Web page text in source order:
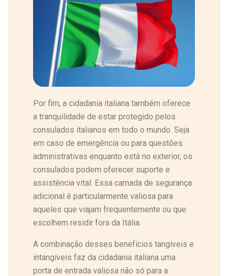
Por fim, a cidadania italiana também oferece
a tranquilidade de estar protegido pelos
consulados italianos em todo o mundo. Seja
em caso de emergência ou para questões
administrativas enquanto está no exterior, os
consulados podem oferecer suporte e
assistência vital. Essa camada de segurança
adicional é particularmente valiosa para
aqueles que viajam frequentemente ou que
escolhem residir fora da Itália.
A combinação desses benefícios tangíveis e
intangíveis faz da cidadania italiana uma
porta de entrada valiosa não só para a